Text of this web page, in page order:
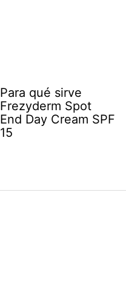
Para qué sirve
Frezyderm Spot
End Day Cream SPF
15